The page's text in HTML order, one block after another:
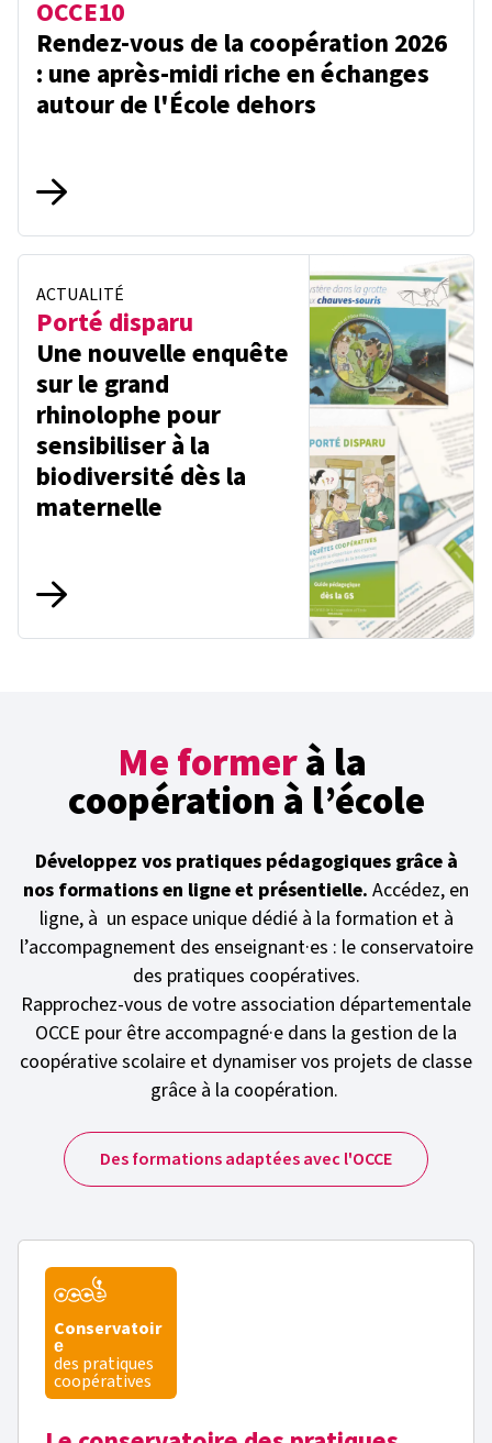
OCCE10
Rendez-vous de la coopération 2026
: une après-midi riche en échanges
autour de l'École dehors
ACTUALITÉ
Porté disparu
Une nouvelle enquête
sur le grand
rhinolophe pour
sensibiliser à la
biodiversité dès la
maternelle
Me formerà la
coopération à l’école
Développez vos pratiques pédagogiques grâce à
nos formations en ligne et présentielle. Accédez, en
ligne, à un espace unique dédié à la formation et à
l’accompagnement des enseignant·es : le conservatoire
des pratiques coopératives.
Rapprochez-vous de votre association départementale
OCCE pour être accompagné·e dans la gestion de la
coopérative scolaire et dynamiser vos projets de classe
grâce à la coopération.
Des formations adaptées avec l'OCCE
Conservatoir
e
des pratiques
coopératives